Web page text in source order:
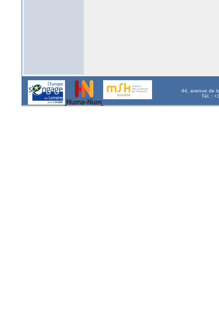
44, avenue de
Tél. :